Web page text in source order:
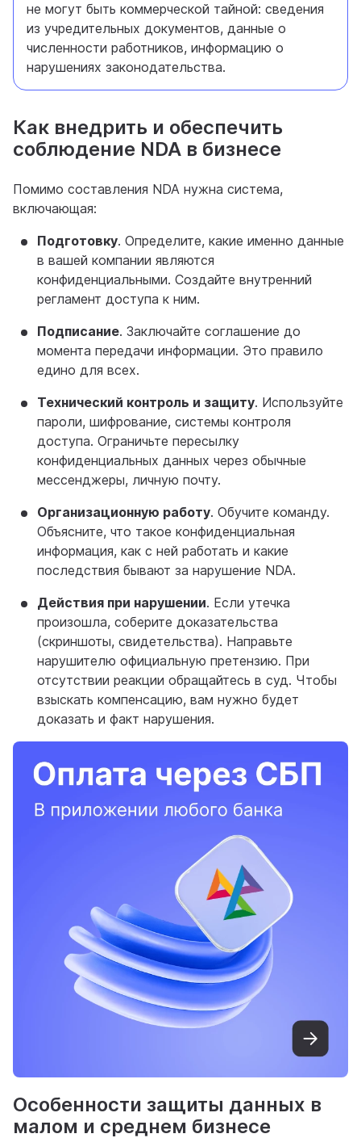
не могут быть коммерческой тайной: сведения
из учредительных документов, данные о
численности работников, информацию о
нарушениях законодательства.
Как внедрить и обеспечить
соблюдение NDA в бизнесе
Помимо составления NDA нужна система,
включающая:
Подготовку. Определите, какие именно данные
в вашей компании являются
конфиденциальными. Создайте внутренний
регламент доступа к ним.
Подписание. Заключайте соглашение до
момента передачи информации. Это правило
едино для всех.
Технический контроль и защиту. Используйте
пароли, шифрование, системы контроля
доступа. Ограничьте пересылку
конфиденциальных данных через обычные
мессенджеры, личную почту.
Организационную работу. Обучите команду.
Объясните, что такое конфиденциальная
информация, как с ней работать и какие
последствия бывают за нарушение NDA.
Действия при нарушении. Если утечка
произошла, соберите доказательства
(скриншоты, свидетельства). Направьте
нарушителю официальную претензию. При
отсутствии реакции обращайтесь в суд. Чтобы
взыскать компенсацию, вам нужно будет
доказать и факт нарушения.
Особенности защиты данных в
малом и среднем бизнесе